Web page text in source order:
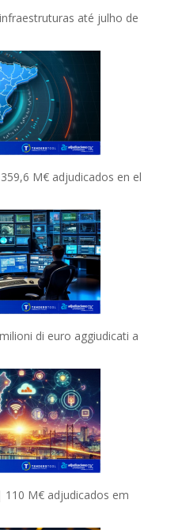
até julho de
M€ adjudicados en el
di euro aggiudicati a
M€ adjudicados em